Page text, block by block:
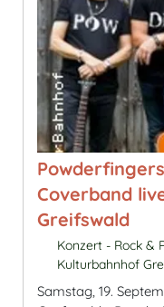
Coverband
Greifswald
Konzert - Rock &
Kulturbahnhof
Samstag, 19.